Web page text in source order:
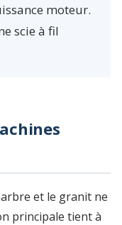
moteur.
scie à fil
et le granit ne
principale tient à